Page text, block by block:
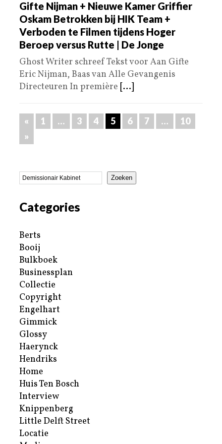
Gifte Nijman + Nieuwe Kamer Griffier
Oskam Betrokken bij HIK Team +
Verboden te Filmen tijdens Hoger
Beroep versus Rutte | De Jonge
Ghost Writer schreef Tekst voor Aan Gifte
Eric Nijman, Baas van Alle Gevangenis
Directeuren In première [...]
« 1 … 3 4 5 6 7 …
10
»
Zoeken
Categories
Berts
Booij
Bulkboek
Businessplan
Collectie
Copyright
Engelhart
Gimmick
Glossy
Haerynck
Hendriks
Home
Huis Ten Bosch
Interview
Knippenberg
Little Delft Street
Locatie